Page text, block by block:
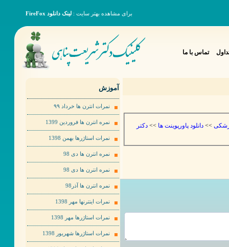
برای مشاهده بهتر سایت : لینک دانلود FireFox
تماس با ما
>> دانلود پاورپوینت ها >> دکتر
آموزش
نمرات انترن ها خرداد ٩٩
نمره انترن ها فروردین 1399
نمرات استاژرها بهمن 1398
نمره انترن ها دی 98
نمره انترن ها دی 98
نمره انترن ها آذر98
نمرات اینترنها مهر 1398
نمرات استاژرها مهر 1398
نمرات استاژرها شهریور 1398